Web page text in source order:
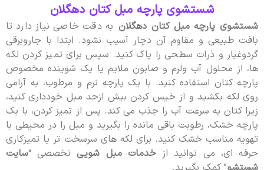
شستشوی پارچه مبل کتان دهگلان
شستشوی پارچه مبل کتان دهگلان به دقت خاصی نیاز دارد تا
بافت طبیعی و مقاوم آن دچار آسیب نشود. ابتدا با جاروبرقی
گردوغبار و ذرات سطحی را پاک کنید. سپس برای تمیز کردن لکه
ها، از محلول آب ولرم و صابون ملایم یا یک شوینده مخصوص
پارچه کتان استفاده کنید. با یک پارچه نرم و مرطوب، به آرامی
روی لکه بکشید و از خیس کردن بیش ازحد مبل خودداری کنید،
زیرا کتان به سرعت آب را جذب می کند. پس از تمیز کردن، با یک
پارچه خشک، رطوبت باقی مانده را بگیرید و مبل را در محیطی با
تهویه مناسب خشک کنید. برای لکه های سرسخت تر یا تمیزکاری
حرفه ای، می توانید از خدمات مبل شوییتخصصی “ سایت